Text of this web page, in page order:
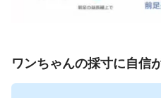
ワンちゃんの採寸に自信